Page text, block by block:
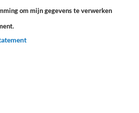
om mijn gegevens te verwerken